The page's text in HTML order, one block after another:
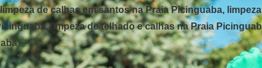
de calhas em santos na Praia Picinguaba,
limpeza de telhado e calhas na Praia